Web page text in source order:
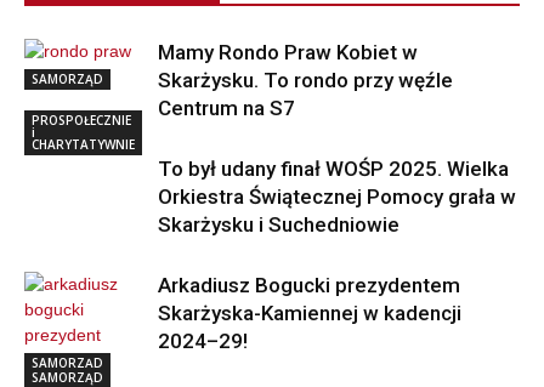
SAMORZĄD
Mamy Rondo Praw Kobiet w
Skarżysku. To rondo przy węźle
Centrum na S7
PROSPOŁECZNIE
i
CHARYTATYWNIE
To był udany finał WOŚP 2025. Wielka
Orkiestra Świątecznej Pomocy grała w
Skarżysku i Suchedniowie
SAMORZĄD
Arkadiusz Bogucki prezydentem
Skarżyska-Kamiennej w kadencji
2024–29!
SAMORZĄD